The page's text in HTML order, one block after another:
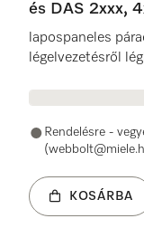
és DAS 2xxx,
lapospaneles
légelvezetésről
Rendelésre -
KOSÁRBA